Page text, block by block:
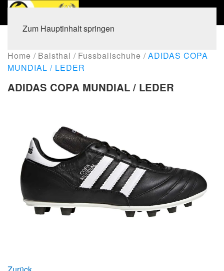
Zum Hauptinhalt springen
Home Balsthal Fussballschuhe
ADIDAS COPA
MUNDIAL / LEDER
ADIDAS COPA MUNDIAL / LEDER